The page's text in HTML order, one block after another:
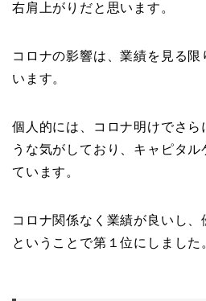
右肩上がりだと思います。
コロナの影響は、業績を見る
います。
個人的には、コロナ明けでさら
うな気がしており、キャピタ
ています。
コロナ関係なく業績が良いし
ということで第１位にしました